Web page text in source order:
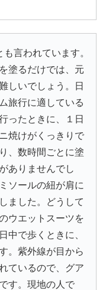
言われています。
塗るだけでは、元
しいでしょう。日
旅行に適している
ったときに、１日
焼けがくっきりで
、数時間ごとに塗
ありませんでし
ソールの紐が肩に
ました。どうして
ウエットスーツを
中で歩くときに、
。紫外線が目から
ているので、グア
す。現地の人で